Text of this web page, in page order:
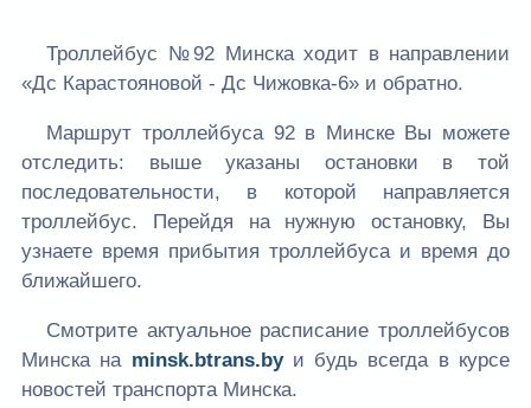
Троллейбус №92 Минска ходит в направлении
«Дс Карастояновой - Дс Чижовка-6» и обратно.
Маршрут троллейбуса 92 в Минске Вы можете
отследить: выше указаны остановки в той
последовательности, в которой направляется
троллейбус. Перейдя на нужную остановку, Вы
узнаете время прибытия троллейбуса и время до
ближайшего.
Смотрите актуальное расписание троллейбусов
Минска на minsk.btrans.byи будь всегда в курсе
новостей транспорта Минска.